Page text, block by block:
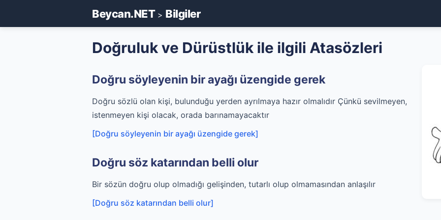
Beycan.NET> Bilgiler
Doğruluk ve Dürüstlük ile ilgili Atasözleri
Doğru söyleyenin bir ayağı üzengide gerek
Doğru sözlü olan kişi, bulunduğu yerden ayrılmaya hazır olmalıdır Çünkü sevilmeyen,
istenmeyen kişi olacak, orada barınamayacaktır
[Doğru söyleyenin bir ayağı üzengide gerek]
Doğru söz katarından belli olur
Bir sözün doğru olup olmadığı gelişinden, tutarlı olup olmamasından anlaşılır
[Doğru söz katarından belli olur]